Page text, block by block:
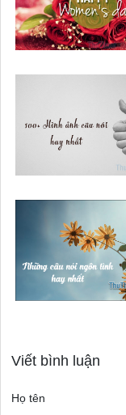
Viết bình luận
Họ tên